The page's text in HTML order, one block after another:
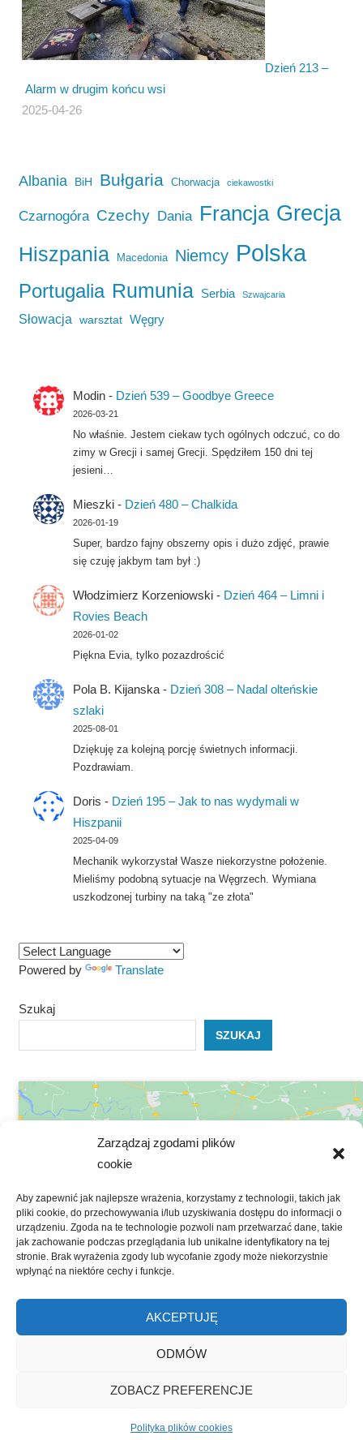
Zarządzaj zgodami plików
cookie
Aby zapewnić jak najlepsze wrażenia, korzystamy z technologii, takich jak
pliki cookie, do przechowywania i/lub uzyskiwania dostępu do informacji o
urządzeniu. Zgoda na te technologie pozwoli nam przetwarzać dane, takie
jak zachowanie podczas przeglądania lub unikalne identyfikatory na tej
stronie. Brak wyrażenia zgody lub wycofanie zgody może niekorzystnie
wpłynąć na niektóre cechy i funkcje.
AKCEPTUJĘ
ODMÓW
ZOBACZ PREFERENCJE
Polityka plików cookies
Dzień 213 –
Alarm w drugim końcu wsi
2025-04-26
Albania BiH Bułgaria Chorwacja ciekawostki
Czarnogóra Czechy Dania Francja Grecja
Hiszpania Macedonia Niemcy Polska
Portugalia Rumunia Serbia Szwajcaria
Słowacja warsztat Węgry
Modin - Dzień 539 – Goodbye Greece
2026-03-21
No właśnie. Jestem ciekaw tych ogólnych odczuć, co do
zimy w Grecji i samej Grecji. Spędziłem 150 dni tej
jesieni…
Mieszki - Dzień 480 – Chalkida
2026-01-19
Super, bardzo fajny obszerny opis i dużo zdjęć, prawie
się czuję jakbym tam był :)
Włodzimierz Korzeniowski - Dzień 464 – Limni i
Rovies Beach
2026-01-02
Piękna Evia, tylko pozazdrościć
Pola B. Kijanska - Dzień 308 – Nadal olteńskie
szlaki
2025-08-01
Dziękuję za kolejną porcję świetnych informacji.
Pozdrawiam.
Doris - Dzień 195 – Jak to nas wydymali w
Hiszpanii
2025-04-09
Mechanik wykorzystał Wasze niekorzystne położenie.
Mieliśmy podobną sytuacje na Węgrzech. Wymiana
uszkodzonej turbiny na taką "ze złota"
Powered by Translate
Szukaj
SZUKAJ
Kliknij, żeby zaakceptować marketing
pliki cookies i włączyć tę treść
WordPress Theme: Gambit by ThemeZee.